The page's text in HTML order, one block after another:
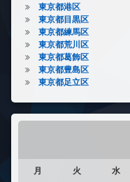
東京都港区
東京都目黒区
東京都練馬区
東京都荒川区
東京都葛飾区
東京都豊島区
東京都足立区
月 火 水